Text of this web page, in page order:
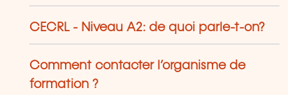
CECRL - Niveau A2: de quoi parle-t-on?
Comment contacter l’organisme de
formation ?